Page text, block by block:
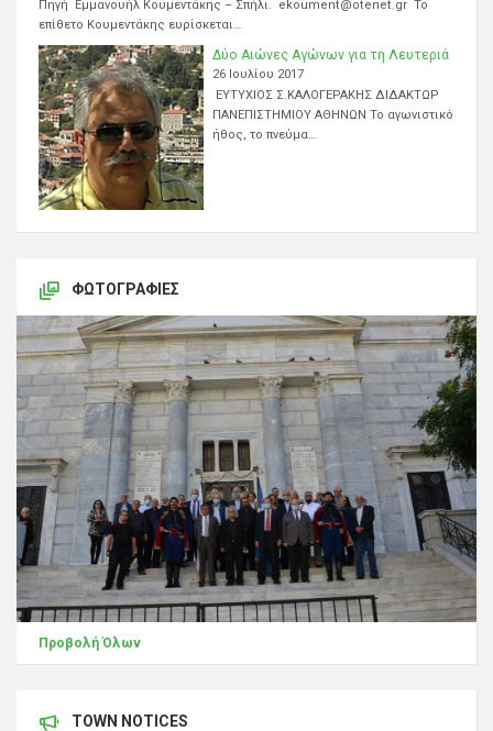
Πηγή Εμμανουήλ Κουμεντάκης – Σπήλι. ekoument@otenet.gr Το
επίθετο Κουμεντάκης ευρίσκεται…
Δύο Αιώνες Αγώνων για τη Λευτεριά
26 Ιουλίου 2017
ΕΥΤΥΧΙΟΣ Σ.ΚΑΛΟΓΕΡΑΚΗΣ ΔΙΔΑΚΤΩΡ
ΠΑΝΕΠΙΣΤΗΜΙΟΥ ΑΘΗΝΩΝ Το αγωνιστικό
ήθος, το πνεύμα…
ΦΩΤΟΓΡΑΦΊΕΣ
Προβολή Όλων
TOWN NOTICES